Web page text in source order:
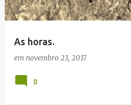
As horas.
em novembro 23, 2017
0